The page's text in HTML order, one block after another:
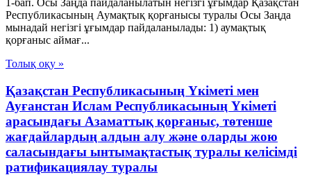
Республикасының Аумақтық қорғанысы туралы Осы Заңда
мынадай негізгі ұғымдар пайдаланылады: 1) аумақтық
қорғаныс аймағ...
Толық оқу »
Қазақстан Республикасының Үкіметі мен
Ауғанстан Ислам Республикасының Үкіметі
арасындағы Азаматтық қорғаныс, төтенше
жағдайлардың алдын алу және оларды жою
саласындағы ынтымақтастық туралы келісімді
ратификациялау туралы